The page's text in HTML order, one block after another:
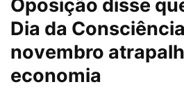
Oposição disse
Dia da
novembro
economia